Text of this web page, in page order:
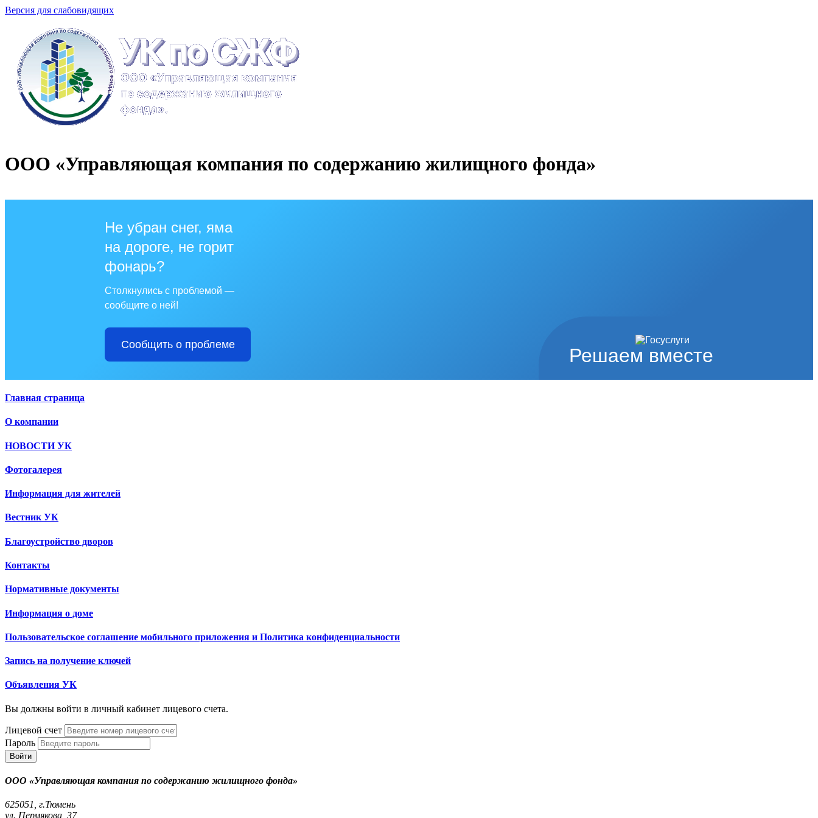
Версия для слабовидящих
ООО «Управляющая компания по содержанию жилищного фонда»
Решаем вместе
Не убран снег, яма
на дороге, не горит
фонарь?
Столкнулись с проблемой —
сообщите о ней!
Сообщить о проблеме
Главная страница
О компании
НОВОСТИ УК
Фотогалерея
Информация для жителей
Вестник УК
Благоустройство дворов
Контакты
Нормативные документы
Информация о доме
Пользовательское соглашение мобильного приложения и Политика конфиденциальности
Запись на получение ключей
Объявления УК
Вы должны войти в личный кабинет лицевого счета.
Лицевой счет
Пароль
Войти
ООО «Управляющая компания по содержанию жилищного фонда»
625051, г.Тюмень
ул. Пермякова, 37